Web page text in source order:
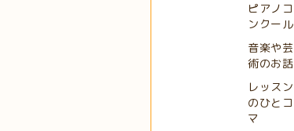
ピアノコ
ンクール
音楽や芸
術のお話
レッスン
のひとコ
マ